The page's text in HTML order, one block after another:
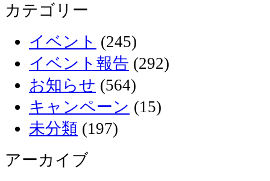
カテゴリー
イベント (245)
イベント報告 (292)
お知らせ (564)
キャンペーン (15)
未分類 (197)
アーカイブ